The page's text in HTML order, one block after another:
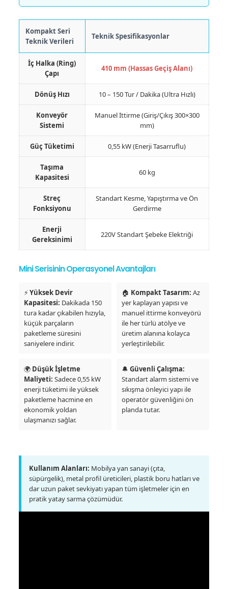
Kompakt Seri
Teknik Verileri
Teknik Spesifikasyonlar
İç Halka (Ring)
Çapı
410 mm (Hassas Geçiş Alanı)
Dönüş Hızı 10 – 150 Tur / Dakika (Ultra Hızlı)
Konveyör
Sistemi
Manuel İttirme (Giriş/Çıkış 300×300
mm)
Güç Tüketimi 0,55 kW (Enerji Tasarruflu)
Taşıma
Kapasitesi
60 kg
Streç
Fonksiyonu
Standart Kesme, Yapıştırma ve Ön
Gerdirme
Enerji
Gereksinimi
220V Standart Şebeke Elektriği
Mini Serisinin Operasyonel Avantajları
⚡Yüksek Devir
Kapasitesi: Dakikada 150
tura kadar çıkabilen hızıyla,
küçük parçaların
paketleme süresini
saniyelere indirir.
🏠 Kompakt Tasarım: Az
yer kaplayan yapısı ve
manuel ittirme konveyörü
ile her türlü atölye ve
üretim alanına kolayca
yerleştirilebilir.
🌍 Düşük İşletme
Maliyeti: Sadece 0,55 kW
enerji tüketimi ile yüksek
paketleme hacmine en
ekonomik yoldan
ulaşmanızı sağlar.
🔔 Güvenli Çalışma:
Standart alarm sistemi ve
sıkışma önleyici yapı ile
operatör güvenliğini ön
planda tutar.
Kullanım Alanları: Mobilya yan sanayi (çıta,
süpürgelik), metal profil üreticileri, plastik boru hatları ve
dar uzun paket sevkiyatı yapan tüm işletmeler için en
pratik yatay sarma çözümüdür.